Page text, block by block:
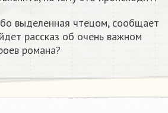
выделенная чтецом, сообщает
рассказ об очень важном
романа?